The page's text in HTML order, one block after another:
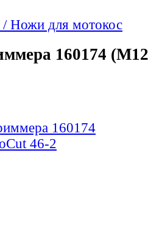
/ Ножи для мотокос
160174